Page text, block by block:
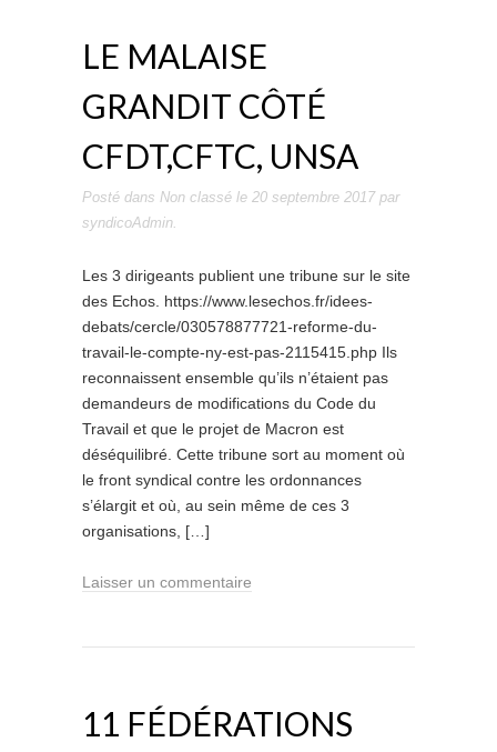
LE MALAISE
GRANDIT CÔTÉ
CFDT,CFTC, UNSA
Posté dans Non classé le 20 septembre 2017par
syndicoAdmin.
Les 3 dirigeants publient une tribune sur le site
des Echos. https://www.lesechos.fr/idees-
debats/cercle/030578877721-reforme-du-
travail-le-compte-ny-est-pas-2115415.php Ils
reconnaissent ensemble qu’ils n’étaient pas
demandeurs de modifications du Code du
Travail et que le projet de Macron est
déséquilibré. Cette tribune sort au moment où
le front syndical contre les ordonnances
s’élargit et où, au sein même de ces 3
organisations, […]
Laisser un commentaire
11 FÉDÉRATIONS